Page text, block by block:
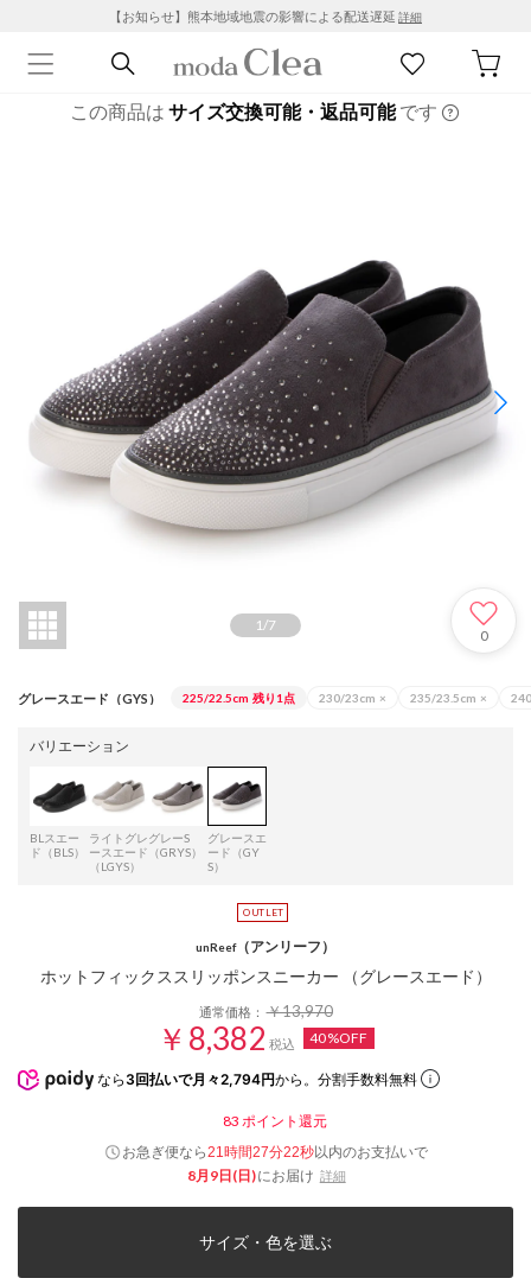
【お知らせ】熊本地域地震の影響による配送遅延 詳細
この商品は サイズ交換可能・返品可能です
1/7
0
グレースエード（GYS） 225/22.5cm 残り1点 230/23cm × 235/23.5cm ×
バリエーション
BLスエー
ド（BLS）
ライトグレ
ースエード
（LGYS）
グレーS
（GRYS）
グレースエ
ード（GY
S）
unReef（アンリーフ）
ホットフィックススリッポンスニーカー （グレースエード）
通常価格：￥13,970
￥8,382 税込 40%OFF
なら 3回払いで月々2,794円から。分割手数料無料
83 ポイント還元
お急ぎ便なら21時間27分22秒以内のお支払いで
8月9日(日)にお届け 詳細
サイズ・色を選ぶ